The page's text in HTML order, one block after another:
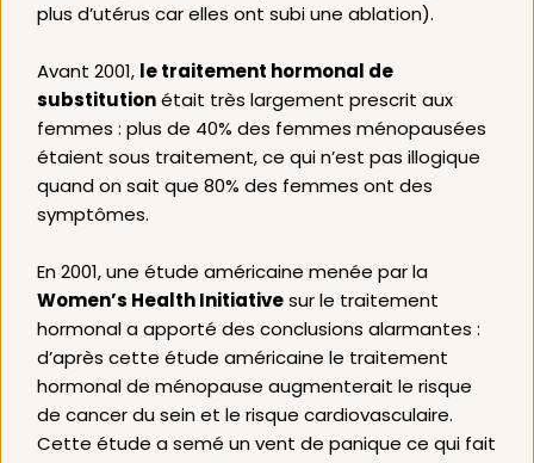
plus d’utérus car elles ont subi une ablation).
Avant 2001, le traitement hormonal de
substitution était très largement prescrit aux
femmes : plus de 40% des femmes ménopausées
étaient sous traitement, ce qui n’est pas illogique
quand on sait que 80% des femmes ont des
symptômes.
Women’s Health Initiative sur le traitement
hormonal a apporté des conclusions alarmantes :
d’après cette étude américaine le traitement
hormonal de ménopause augmenterait le risque
de cancer du sein et le risque cardiovasculaire.
Cette étude a semé un vent de panique ce qui fait